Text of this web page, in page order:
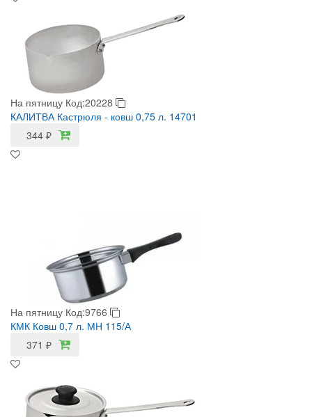
На пятницу Код:20228
КАЛИТВА Кастрюля - ковш 0,75 л. 14701
344 ₽
На пятницу Код:9766
КМК Ковш 0,7 л. МН 115/А
371 ₽